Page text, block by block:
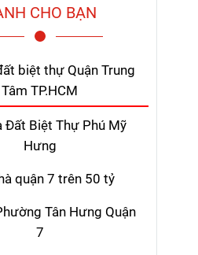
phải là khó khăn lớn, mà là
dài không thấy điểm kết.
CHO BẠN
biệt thự Quận Trung
Tâm TP.HCM
Đất Biệt Thự Phú Mỹ
Hưng
quận 7 trên 50 tỷ
Tân Hưng Quận
7